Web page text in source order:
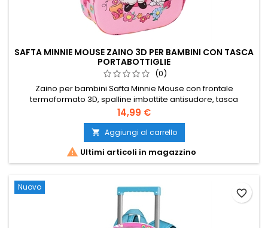
SAFTA MINNIE MOUSE ZAINO 3D PER BAMBINI CON TASCA
PORTABOTTIGLIE
(0)
Zaino per bambini Safta Minnie Mouse con frontale
termoformato 3D, spalline imbottite antisudore, tasca
laterale portabottiglie e tesserino identificativo. Predisposto
per un carrello portazaino Safta compatibile.
Prezzo
14,99 €
 Aggiungi al carrello
 Ultimi articoli in magazzino
Nuovo
favorite_border